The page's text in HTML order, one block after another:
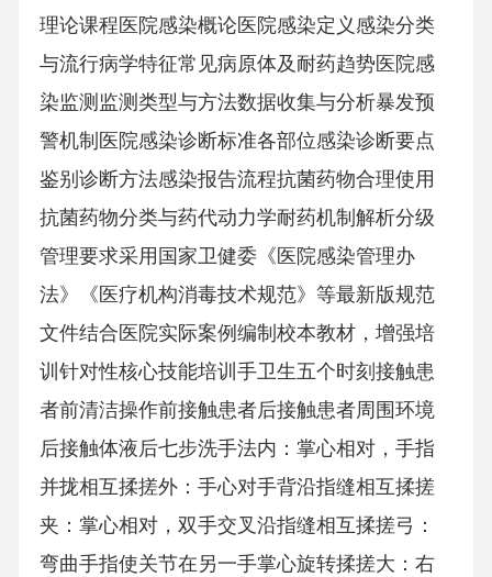
理论课程医院感染概论医院感染定义感染分类
与流行病学特征常见病原体及耐药趋势医院感
染监测监测类型与方法数据收集与分析暴发预
警机制医院感染诊断标准各部位感染诊断要点
鉴别诊断方法感染报告流程抗菌药物合理使用
抗菌药物分类与药代动力学耐药机制解析分级
管理要求采用国家卫健委《医院感染管理办
法》《医疗机构消毒技术规范》等最新版规范
文件结合医院实际案例编制校本教材，增强培
训针对性核心技能培训手卫生五个时刻接触患
者前清洁操作前接触患者后接触患者周围环境
后接触体液后七步洗手法内：掌心相对，手指
并拢相互揉搓外：手心对手背沿指缝相互揉搓
夹：掌心相对，双手交叉沿指缝相互揉搓弓：
弯曲手指使关节在另一手掌心旋转揉搓大：右